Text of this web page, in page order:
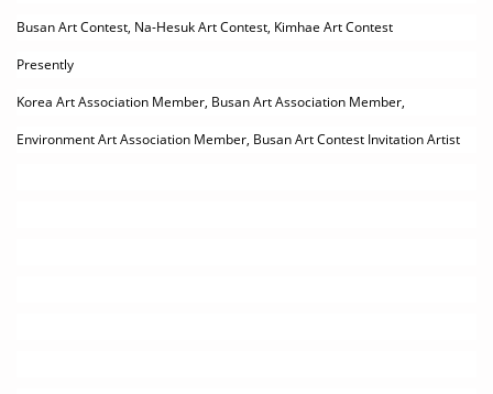
Busan Art Contest, Na-Hesuk Art Contest, Kimhae Art Contest
Presently
Korea Art Association Member, Busan Art Association Member,
Environment Art Association Member, Busan Art Contest Invitation Artist